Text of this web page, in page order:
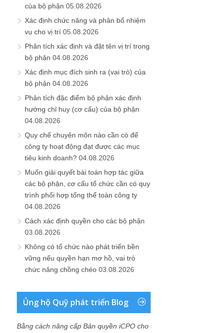
của bộ phận 05.08.2026
Xác định chức năng và phân bổ nhiệm
vụ cho vị trí 05.08.2026
Phân tích xác định và đặt tên vị trí trong
bộ phận 04.08.2026
Xác định mục đích sinh ra (vai trò) của
bộ phận 04.08.2026
Phân tích đặc điểm bộ phận xác định
hướng chỉ huy (cơ cấu) của bộ phận
04.08.2026
Quy chế chuyên môn nào cần có để
công ty hoạt động đạt được các mục
tiêu kinh doanh? 04.08.2026
Muốn giải quyết bài toán hợp tác giữa
các bộ phận, cơ cấu tổ chức cần có quy
trình phối hợp tổng thể toàn công ty
04.08.2026
Cách xác định quyền cho các bộ phận
03.08.2026
Không có tổ chức nào phát triển bền
vững nếu quyền hạn mơ hồ, vai trò
chức năng chồng chéo 03.08.2026
Ủng hộ Quỹ phát triển Blog
Bằng cách nâng cấp Bản quyền iCPO cho